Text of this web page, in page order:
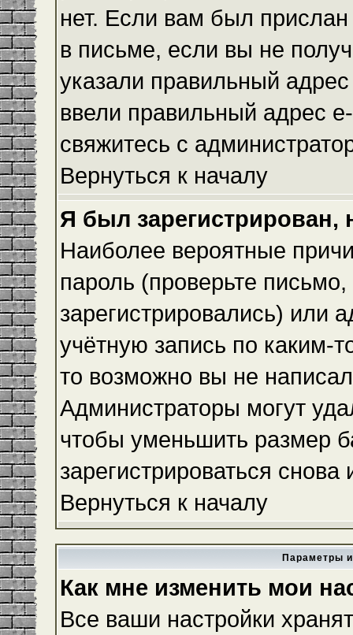
нет. Если вам был
в письме, если вы не
указали правильный
ввели правильный адрес
свяжитесь с
Вернуться к началу
Я был зарегистрирован,
Наиболее вероятные
пароль (проверьте
зарегистрировались) или
учётную запись по каким-
то возможно вы не
Администраторы могут
чтобы уменьшить размер
зарегистрироваться
Вернуться к началу
Параметры
Как мне изменить мои
Все ваши настройки